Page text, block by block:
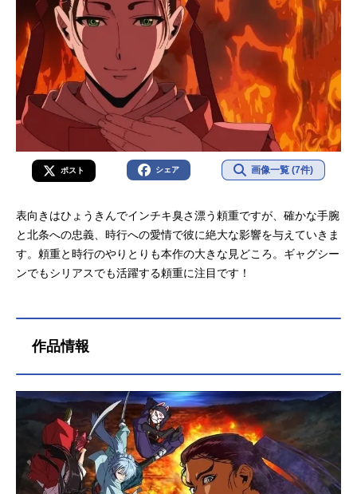
ポスト シェア 画像一覧 (7件)
表向きはひょうきんでインチキ臭さ漂う頼重ですが、確かな手腕
と北条への忠義、時行への愛情で彼に絶大な影響を与えていきま
す。頼重と時行のやりとりも本作の大きな見どころ。ギャグシー
ンでもシリアスでも活躍する頼重に注目です！
作品情報